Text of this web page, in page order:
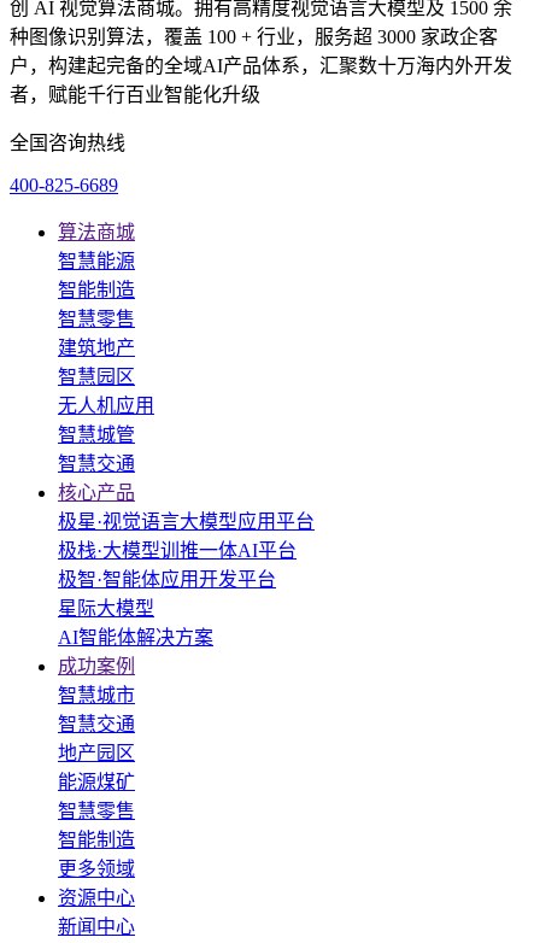
创 AI 视觉算法商城。拥有高精度视觉语言大模型及 1500 余
种图像识别算法，覆盖 100 + 行业，服务超 3000 家政企客
户，构建起完备的全域AI产品体系，汇聚数十万海内外开发
者，赋能千行百业智能化升级
全国咨询热线
400-825-6689
算法商城
智慧能源
智能制造
智慧零售
建筑地产
智慧园区
无人机应用
智慧城管
智慧交通
核心产品
极星·视觉语言大模型应用平台
极栈·大模型训推一体AI平台
极智·智能体应用开发平台
星际大模型
AI智能体解决方案
成功案例
智慧城市
智慧交通
地产园区
能源煤矿
智慧零售
智能制造
更多领域
资源中心
新闻中心